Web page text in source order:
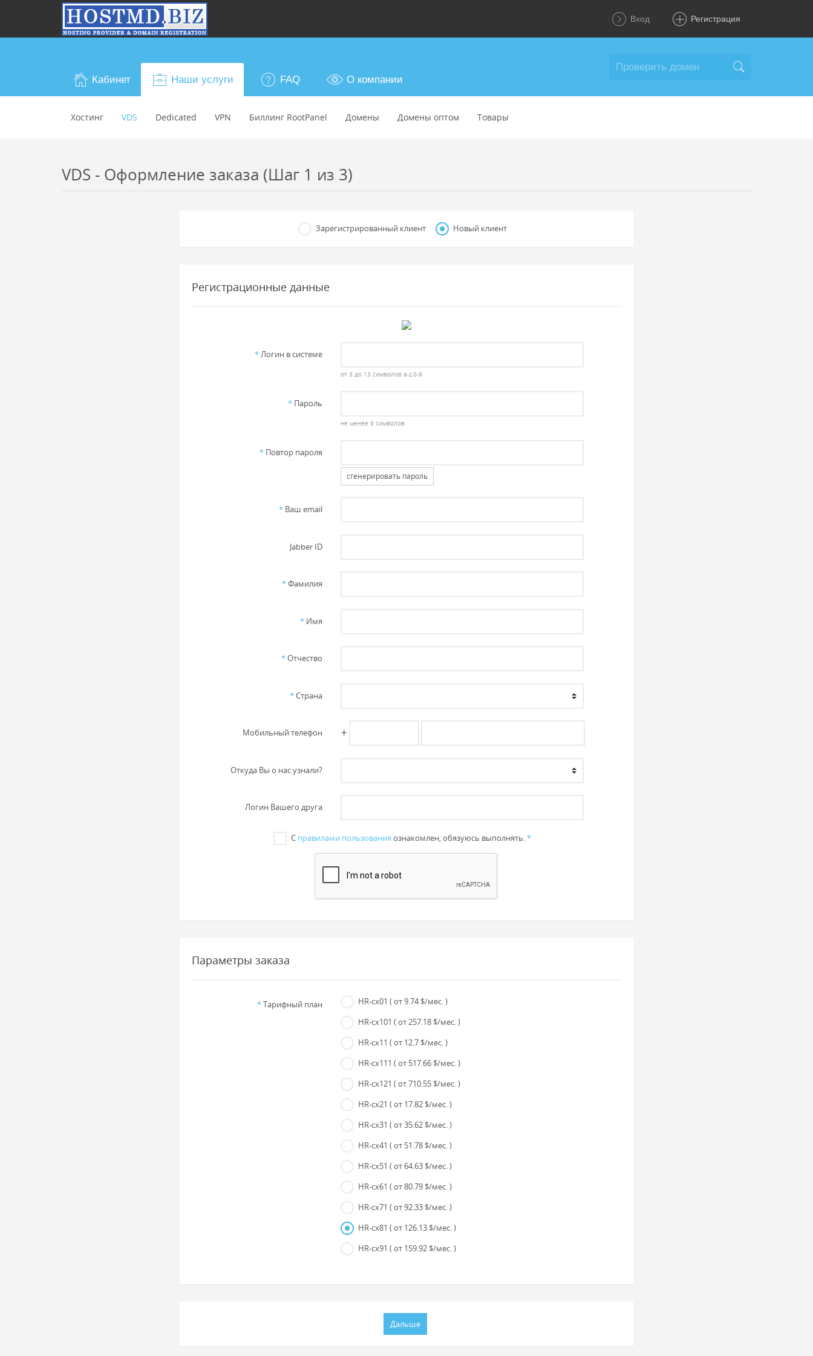
Вход Регистрация
Кабинет Наши услуги
Хостинг VDS Dedicated VPN Биллинг RootPanel Домены Домены оптом Товары
FAQ О компании
VDS - Оформление заказа (Шаг 1 из 3)
Зарегистрированный клиент Новый клиент
Регистрационные данные
*Логин в системе
от 3 до 13 символов a-z,0-9
* Пароль
не менее 8 символов
* Повтор пароля
сгенерировать пароль
* Ваш email
Jabber ID
*Фамилия
* Имя
*Отчество
*Страна
Мобильный телефон +
Откуда Вы о нас узнали?
Логин Вашего друга
С правилами пользования ознакомлен, обязуюсь выполнять.*
Параметры заказа
*Тарифный план HR-cx01( от 9.74 $/мес. )
HR-cx101( от 257.18 $/мес. )
HR-cx11( от 12.7 $/мес. )
HR-cx111( от 517.66 $/мес. )
HR-cx121( от 710.55 $/мес. )
HR-cx21( от 17.82 $/мес. )
HR-cx31( от 35.62 $/мес. )
HR-cx41( от 51.78 $/мес. )
HR-cx51( от 64.63 $/мес. )
HR-cx61( от 80.79 $/мес. )
HR-cx71( от 92.33 $/мес. )
HR-cx81( от 126.13 $/мес. )
HR-cx91( от 159.92 $/мес. )